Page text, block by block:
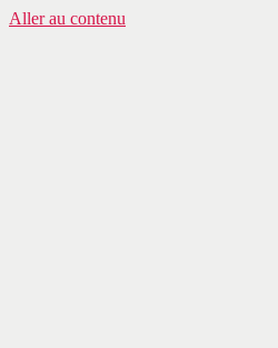
Aller au contenu